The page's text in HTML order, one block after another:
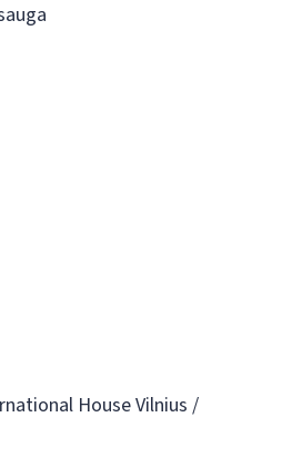
House Vilnius /